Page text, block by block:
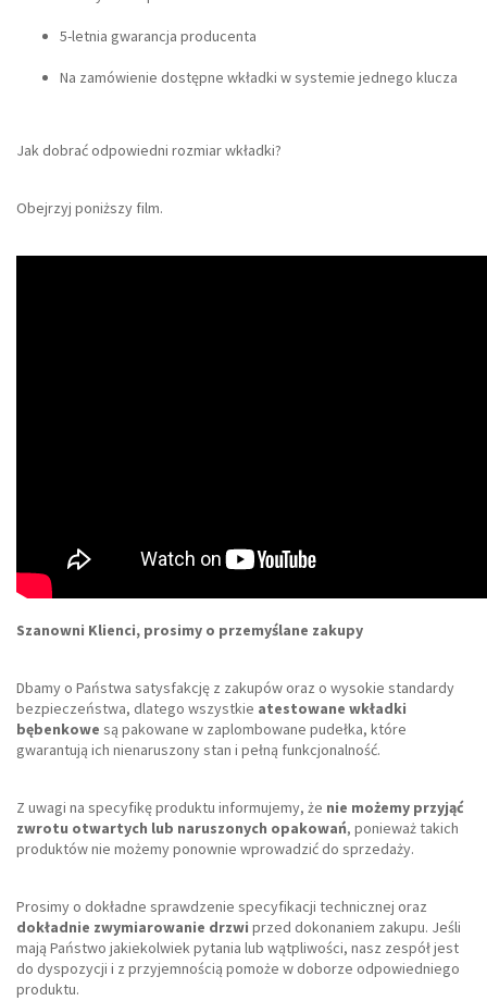
5-letnia gwarancja producenta
Na zamówienie dostępne wkładki w systemie jednego klucza
Jak dobrać odpowiedni rozmiar wkładki?
Obejrzyj poniższy film.
Szanowni Klienci, prosimy o przemyślane zakupy
Dbamy o Państwa satysfakcję z zakupów oraz o wysokie standardy
bezpieczeństwa, dlatego wszystkie atestowane wkładki
bębenkowe są pakowane w zaplombowane pudełka, które
gwarantują ich nienaruszony stan i pełną funkcjonalność.
Z uwagi na specyfikę produktu informujemy, że nie możemy przyjąć
zwrotu otwartych lub naruszonych opakowań, ponieważ takich
produktów nie możemy ponownie wprowadzić do sprzedaży.
Prosimy o dokładne sprawdzenie specyfikacji technicznej oraz
dokładnie zwymiarowanie drzwi przed dokonaniem zakupu. Jeśli
mają Państwo jakiekolwiek pytania lub wątpliwości, nasz zespół jest
do dyspozycji i z przyjemnością pomoże w doborze odpowiedniego
produktu.